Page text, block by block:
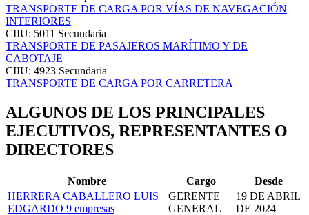
TRANSPORTE DE CARGA POR VÍAS DE NAVEGACIÓN
INTERIORES
CIIU: 5011 Secundaria
TRANSPORTE DE PASAJEROS MARÍTIMO Y DE
CABOTAJE
CIIU: 4923 Secundaria
TRANSPORTE DE CARGA POR CARRETERA
ALGUNOS DE LOS PRINCIPALES
EJECUTIVOS, REPRESENTANTES O
DIRECTORES
Nombre Cargo
Desde
HERRERA CABALLERO LUIS
EDGARDO 9 empresas
GERENTE
GENERAL
19 DE ABRIL
DE 2024